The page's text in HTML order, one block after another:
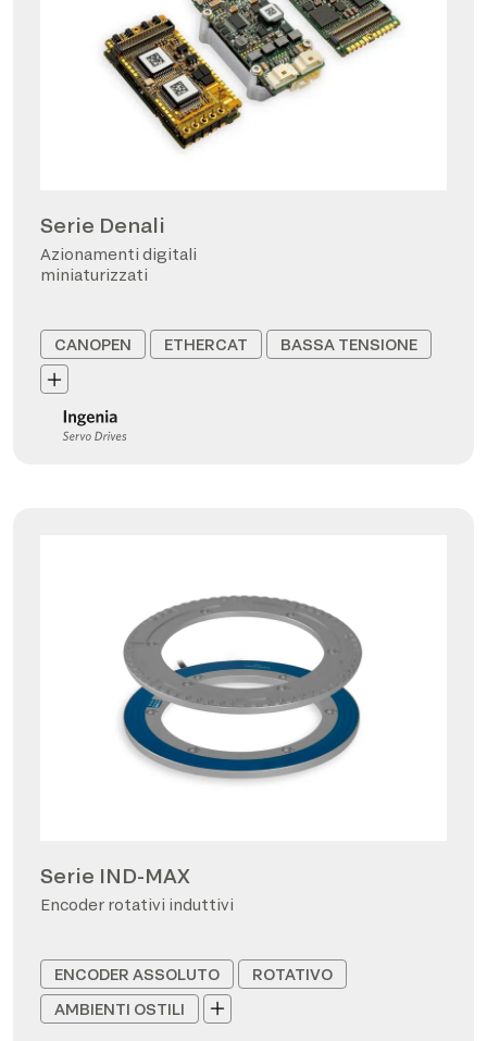
Serie Denali
Azionamenti digitali
miniaturizzati
CANOPEN ETHERCAT BASSA TENSIONE
Serie IND-MAX
Encoder rotativi induttivi
ENCODER ASSOLUTO
ROTATIVO
AMBIENTI OSTILI